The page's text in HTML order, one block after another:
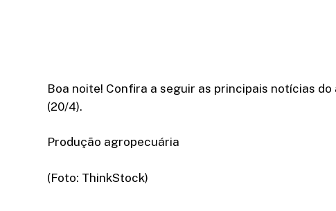
Boa noite! Confira a seguir as principais notícias
(20/4).
Produção agropecuária
(Foto: ThinkStock)